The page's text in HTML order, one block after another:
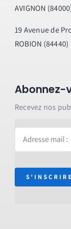
AVIGNON
19 Avenue de
ROBION (84440)
Abonnez-
Recevez nos
S'INSCRIRE